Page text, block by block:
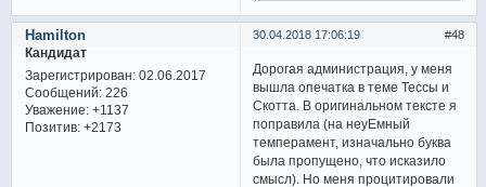
48
30.04.2018 17:06:19
Hamilton
Кандидат
Зарегистрирован: 02.06.2017
Сообщений:226
Уважение: +1137
Позитив: +2173
Дорогая администрация, у меня
вышла опечатка в теме Тессы и
Скотта. В оригинальном тексте я
поправила (на неуЕмный
темперамент, изначально буква
была пропущено, что исказило
смысл). Но меня процитировали